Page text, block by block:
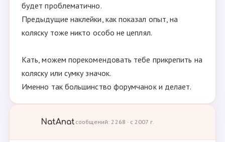
будет проблематично.
Предыдущие наклейки, как показал опыт, на
коляску тоже никто особо не цеплял.
Кать, можем порекомендовать тебе прикрепить на
коляску или сумку значок.
Именно так большинство форумчанок и делает.
NatAnat сообщений: 2268 · с 2007 г.